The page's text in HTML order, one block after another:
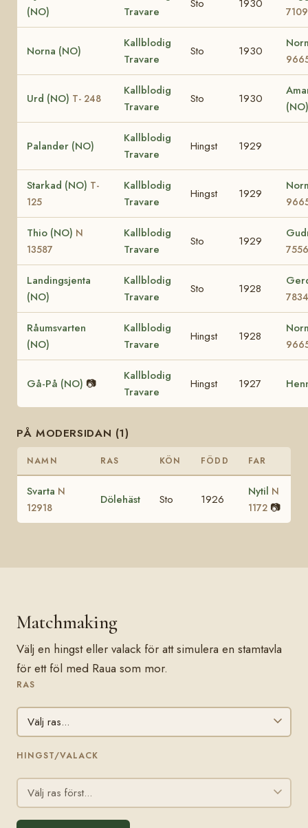
(NO)
Travare
Sto 1930
7109
Norna (NO)
Kallblodig
Travare
Sto 1930
Urd (NO) T- 248
Kallblodig
Travare
Sto 1930
(NO)
Palander (NO)
Kallblodig
Travare
Hingst 1929
Starkad (NO) T-
125
Kallblodig
Travare
Hingst 1929
Thio (NO) N
13587
Kallblodig
Travare
Sto 1929
7556
Landingsjenta
(NO)
Kallblodig
Travare
Sto 1928
7834
Råumsvarten
(NO)
Kallblodig
Travare
Hingst 1928
Gå-På (NO) 📷
Kallblodig
Travare
Hingst 1927
PÅ MODERSIDAN (1)
NAMN RAS KÖN FÖDD FAR
Svarta N
12918
Dölehäst Sto 1926
Nytil N
1172 📷
Matchmaking
Välj en hingst eller valack för att simulera en stamtavla
för ett föl med Raua som mor.
RAS
HINGST/VALACK